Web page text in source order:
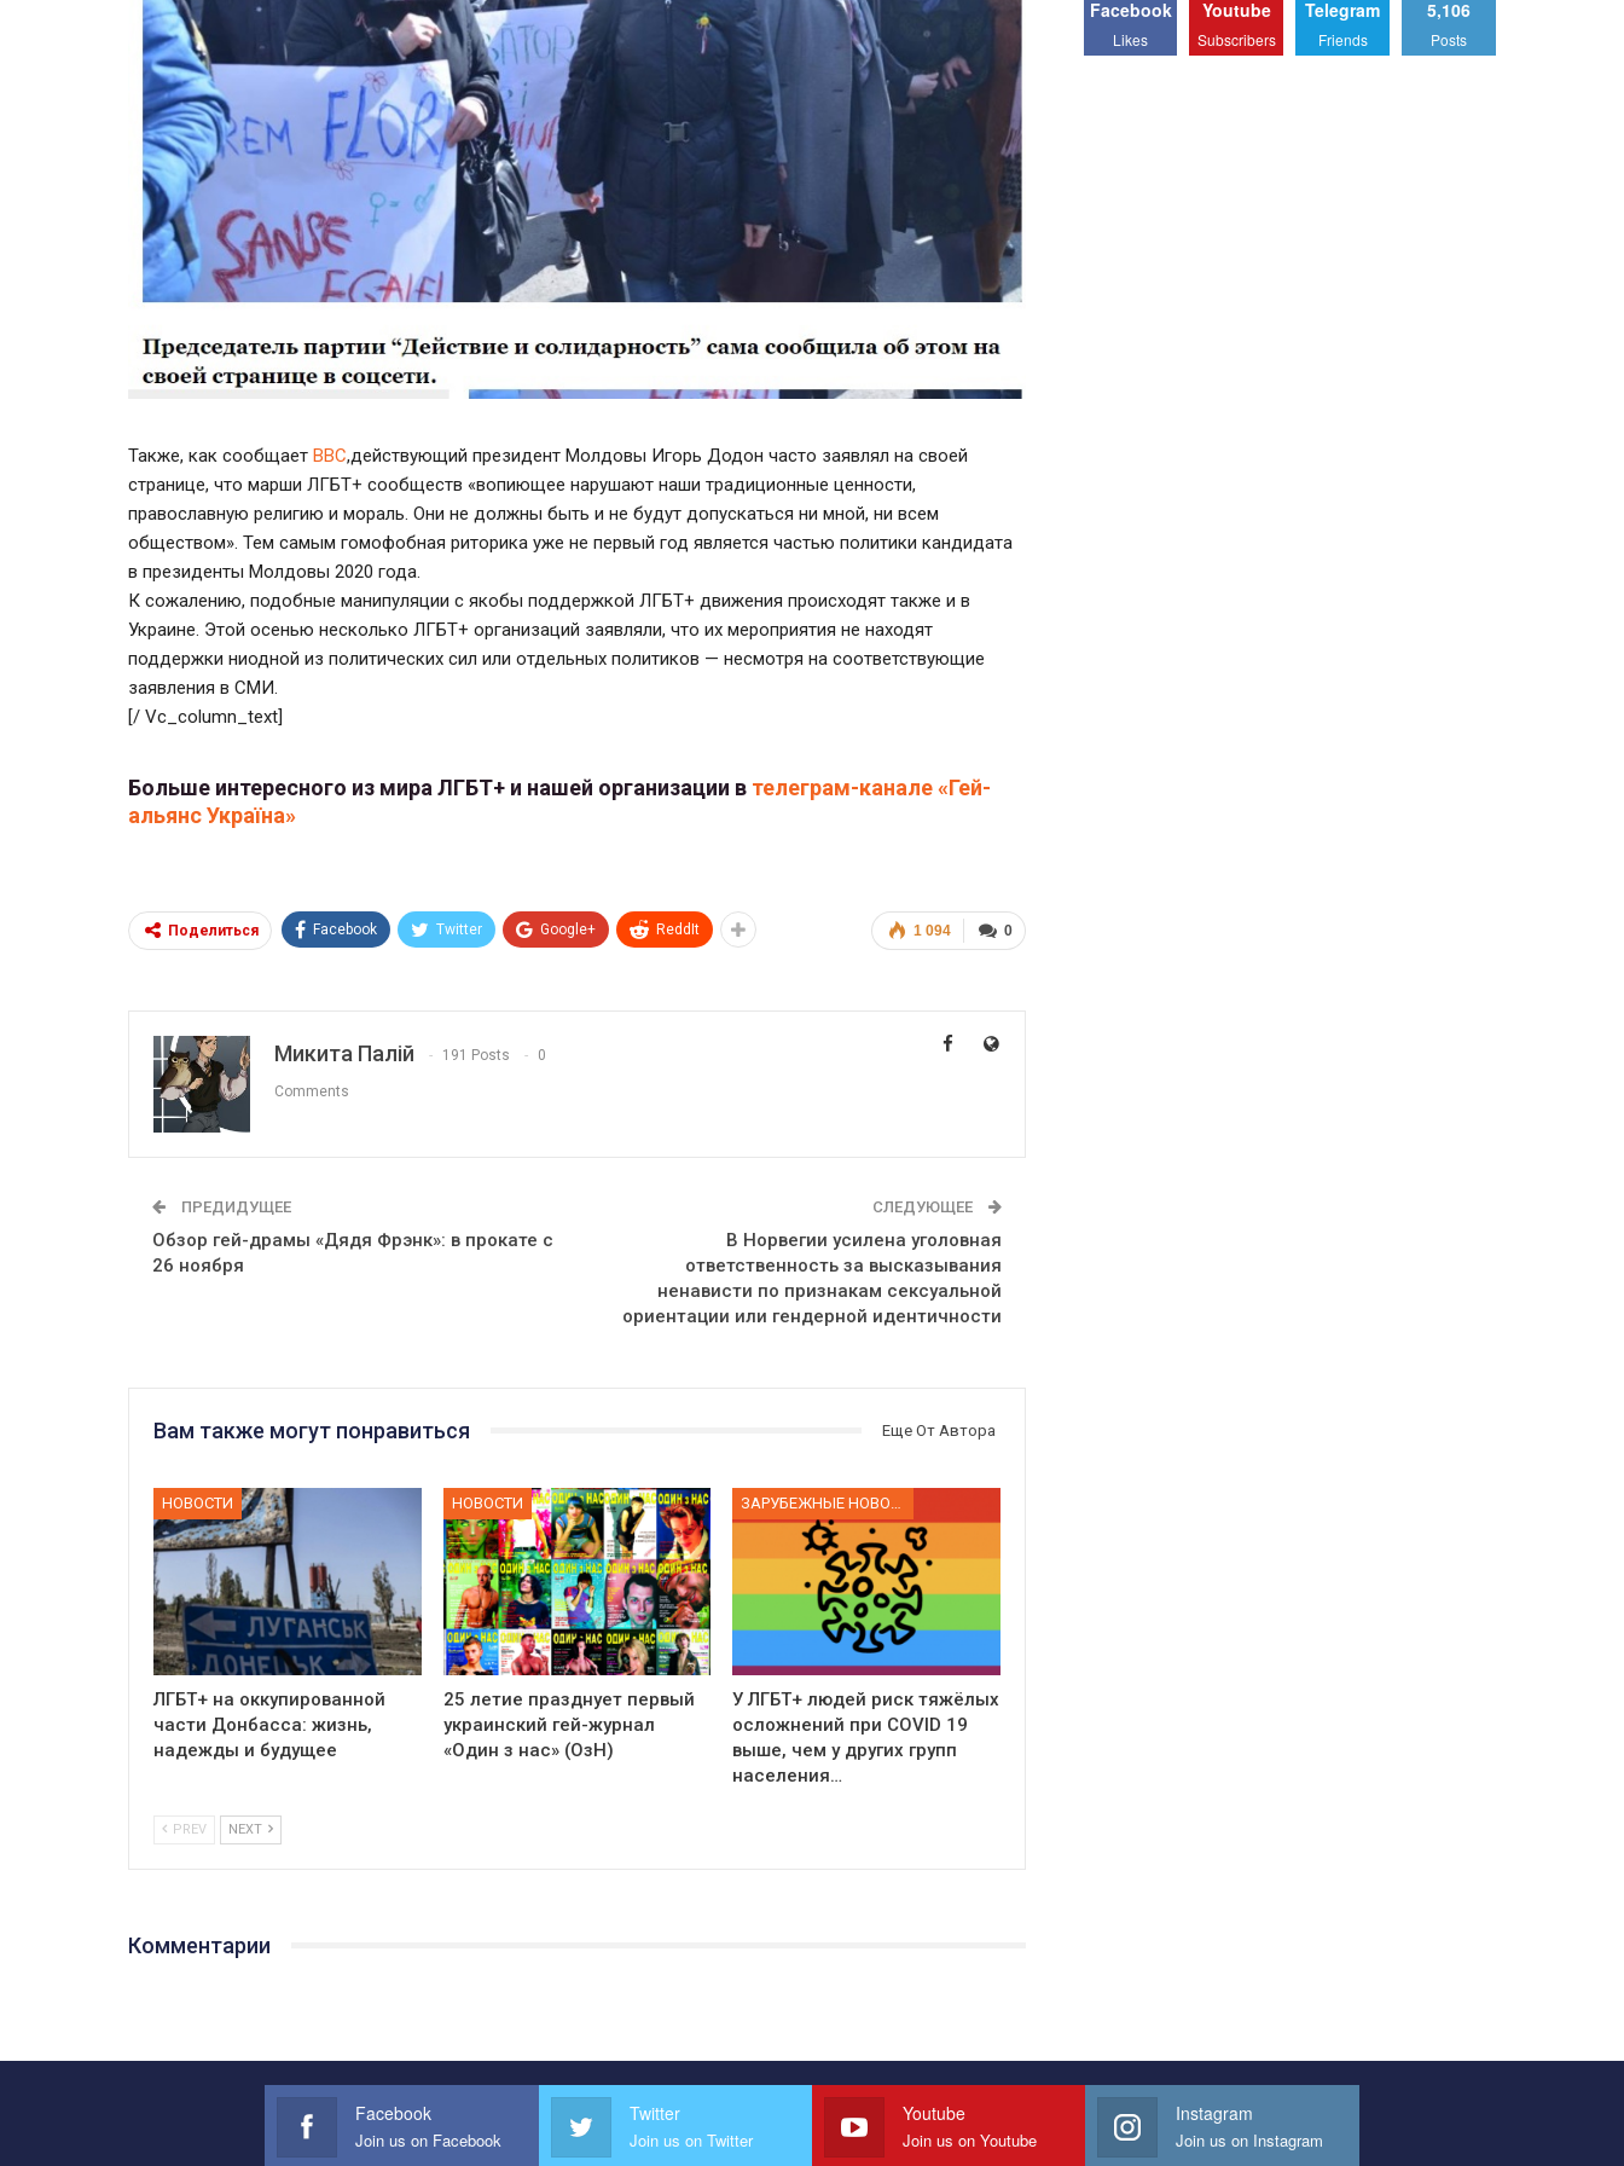
Также, как сообщает BBC,действующий президент Молдовы Игорь Додон часто заявлял на своей
странице, что марши ЛГБТ+ сообществ «вопиющее нарушают наши традиционные ценности,
православную религию и мораль. Они не должны быть и не будут допускаться ни мной, ни всем
обществом». Тем самым гомофобная риторика уже не первый год является частью политики кандидата
в президенты Молдовы 2020 года.
К сожалению, подобные манипуляции с якобы поддержкой ЛГБТ+ движения происходят также и в
Украине. Этой осенью несколько ЛГБТ+ организаций заявляли, что их мероприятия не находят
поддержки ниодной из политических сил или отдельных политиков — несмотря на соответствующие
заявления в СМИ.
[/ Vc_column_text]
Больше интересного из мира ЛГБТ+ и нашей организации в телеграм-канале «Гей-
альянс Україна»
0
1 094
Поделиться Facebook Twitter Google+ ReddIt
Микита Палій 191 Posts 0
Comments
ПРЕДИДУЩЕЕ
Обзор гей-драмы «Дядя Фрэнк»: в прокате с
26 ноября
СЛЕДУЮЩЕЕ
В Норвегии усилена уголовная
ответственность за высказывания
ненависти по признакам сексуальной
ориентации или гендерной идентичности
Вам также могут понравиться Еще От Автора
НОВОСТИ
ЛГБТ+ на оккупированной
части Донбасса: жизнь,
надежды и будущее
НОВОСТИ
25 летие празднует первый
украинский гей-журнал
«Один з нас» (ОзН)
У ЛГБТ+ людей риск тяжёлых
осложнений при COVID 19
выше, чем у других групп
населения…
PREV NEXT
Комментарии
Facebook
Likes
Youtube
Subscribers
Telegram
Friends
5,106
Posts
Facebook
Join us on Facebook
Twitter
Join us on Twitter
Youtube
Join us on Youtube
Instagram
Join us on Instagram